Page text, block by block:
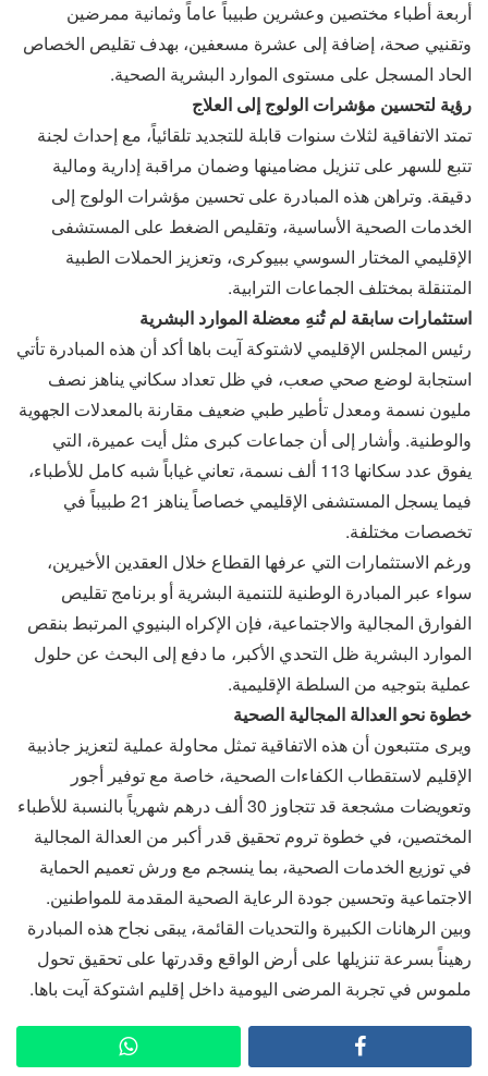
أربعة أطباء مختصين وعشرين طبيباً عاماً وثمانية ممرضين
وتقنيي صحة، إضافة إلى عشرة مسعفين، بهدف تقليص الخصاص
الحاد المسجل على مستوى الموارد البشرية الصحية.
رؤية لتحسين مؤشرات الولوج إلى العلاج
تمتد الاتفاقية لثلاث سنوات قابلة للتجديد تلقائياً، مع إحداث لجنة
تتبع للسهر على تنزيل مضامينها وضمان مراقبة إدارية ومالية
دقيقة. وتراهن هذه المبادرة على تحسين مؤشرات الولوج إلى
الخدمات الصحية الأساسية، وتقليص الضغط على المستشفى
الإقليمي المختار السوسي ببيوكرى، وتعزيز الحملات الطبية
المتنقلة بمختلف الجماعات الترابية.
استثمارات سابقة لم تُنهِ معضلة الموارد البشرية
رئيس المجلس الإقليمي لاشتوكة آيت باها أكد أن هذه المبادرة تأتي
استجابة لوضع صحي صعب، في ظل تعداد سكاني يناهز نصف
مليون نسمة ومعدل تأطير طبي ضعيف مقارنة بالمعدلات الجهوية
والوطنية. وأشار إلى أن جماعات كبرى مثل أيت عميرة، التي
يفوق عدد سكانها 113 ألف نسمة، تعاني غياباً شبه كامل للأطباء،
فيما يسجل المستشفى الإقليمي خصاصاً يناهز 21 طبيباً في
تخصصات مختلفة.
ورغم الاستثمارات التي عرفها القطاع خلال العقدين الأخيرين،
سواء عبر المبادرة الوطنية للتنمية البشرية أو برنامج تقليص
الفوارق المجالية والاجتماعية، فإن الإكراه البنيوي المرتبط بنقص
الموارد البشرية ظل التحدي الأكبر، ما دفع إلى البحث عن حلول
عملية بتوجيه من السلطة الإقليمية.
خطوة نحو العدالة المجالية الصحية
ويرى متتبعون أن هذه الاتفاقية تمثل محاولة عملية لتعزيز جاذبية
الإقليم لاستقطاب الكفاءات الصحية، خاصة مع توفير أجور
وتعويضات مشجعة قد تتجاوز 30 ألف درهم شهرياً بالنسبة للأطباء
المختصين، في خطوة تروم تحقيق قدر أكبر من العدالة المجالية
في توزيع الخدمات الصحية، بما ينسجم مع ورش تعميم الحماية
الاجتماعية وتحسين جودة الرعاية الصحية المقدمة للمواطنين.
وبين الرهانات الكبيرة والتحديات القائمة، يبقى نجاح هذه المبادرة
رهيناً بسرعة تنزيلها على أرض الواقع وقدرتها على تحقيق تحول
ملموس في تجربة المرضى اليومية داخل إقليم اشتوكة آيت باها.